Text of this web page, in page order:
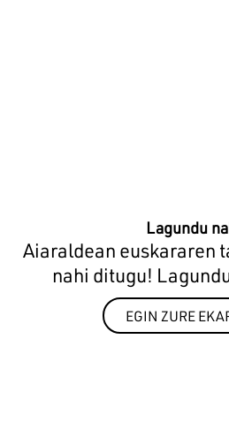
Lagundu
Aiaraldean euskararen
nahi ditugu!
EGIN ZURE